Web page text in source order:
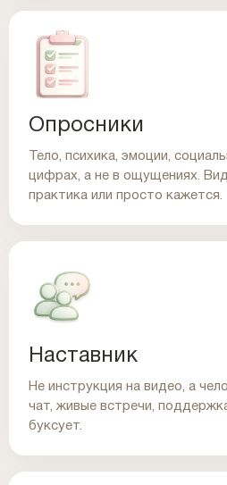
Опросники
Тело, психика, эмоции,
цифрах, а не в ощущениях.
практика или просто кажется.
Наставник
Не инструкция на видео, а
чат, живые встречи,
буксует.